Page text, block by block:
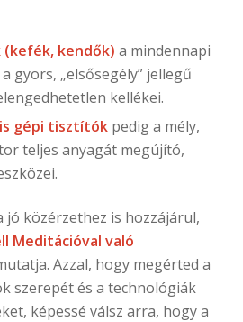
(kefék, kendők) a mindennapi
gyors, „elsősegély” jellegű
kellékei.
gépi tisztítókpedig a mély,
teljes anyagát megújító,
jó közérzethez is hozzájárul,
Meditációval való
Azzal, hogy megérted a
szerepét és a technológiák
képessé válsz arra, hogy a